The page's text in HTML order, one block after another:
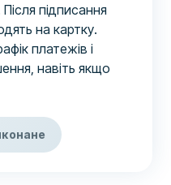
підписання
на картку.
платежів і
навіть якщо